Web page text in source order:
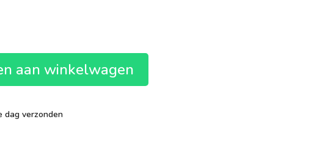
aan winkelwagen
dag verzonden